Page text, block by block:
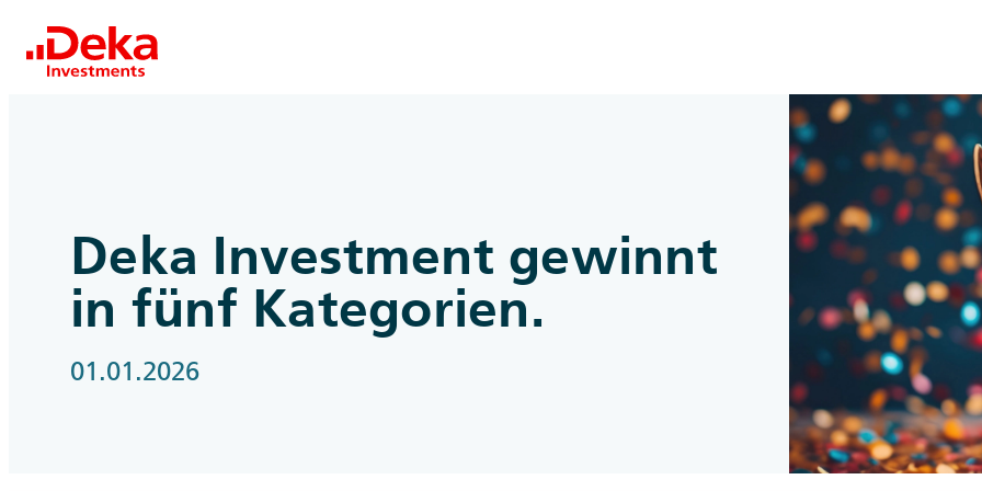
Deka Investment gewinnt
in fünf Kategorien.
01.01.2026